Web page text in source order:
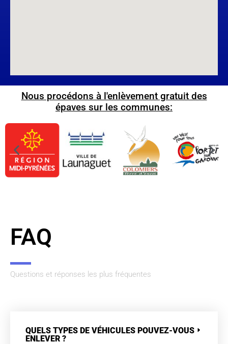
Nous procédons à l'enlèvement gratuit des
épaves sur les communes:
FAQ
Questions et réponses les plus fréquentes
QUELS TYPES DE VÉHICULES POUVEZ-VOUS
ENLEVER ?